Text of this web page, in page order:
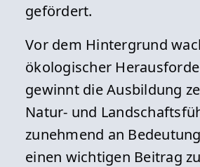
gefördert.
Vor dem Hintergrund
ökologischer
gewinnt die Ausbildung
Natur- und
zunehmend an
einen wichtigen Beitrag